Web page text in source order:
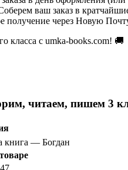
ваш заказ в
получение через Новую
класса с umka-books.com! 🚚
читаем, пишем 3
книга — Богдан